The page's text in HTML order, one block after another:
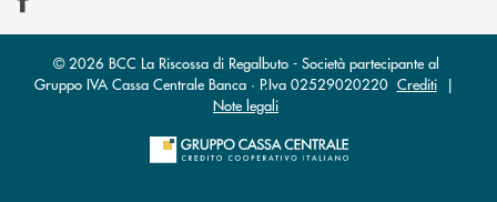
© 2026 BCC La Riscossa di Regalbuto - Società partecipante al
Gruppo IVA Cassa Centrale Banca · P.Iva 02529020220 Crediti|
Note legali